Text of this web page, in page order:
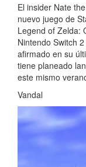
El insider Nate
nuevo juego de
Legend of Zelda:
Nintendo Switch
afirmado en su
tiene planeado
este mismo
Vandal